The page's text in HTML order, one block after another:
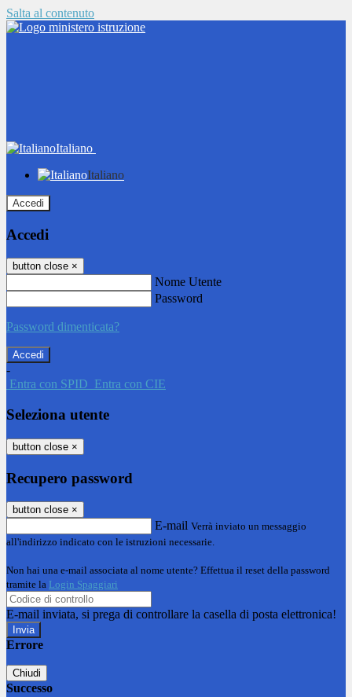
Salta al contenuto
Italiano
Italiano
Accedi
Accedi
button close ×
Nome Utente
Password
Password dimenticata?
-
Entra con SPID Entra con CIE
Seleziona utente
button close ×
Recupero password
button close ×
E-mail Verrà inviato un messaggio
all'indirizzo indicato con le istruzioni necessarie.
Non hai una e-mail associata al nome utente? Effettua il reset della password
tramite la Login Spaggiari
E-mail inviata, si prega di controllare la casella di posta elettronica!
Errore
Chiudi
Successo